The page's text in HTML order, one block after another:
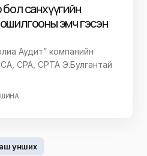
санхүүгийн
эмч гэсэн
Аудит” компанийн
CPA, CPTA Э.Булгантай
унших